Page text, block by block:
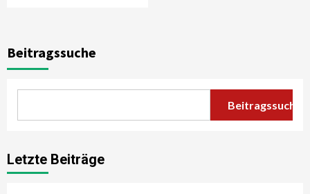
Beitragssuche
Beitragssuche
Letzte Beiträge